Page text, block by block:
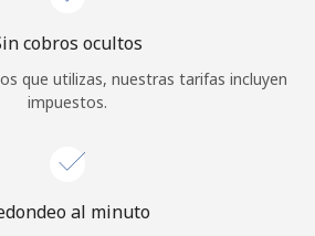
¿Olvidaste tu contraseña? →
Iniciar Sesión
cobros ocultos
que utilizas, nuestras tarifas incluyen
impuestos.
al minuto